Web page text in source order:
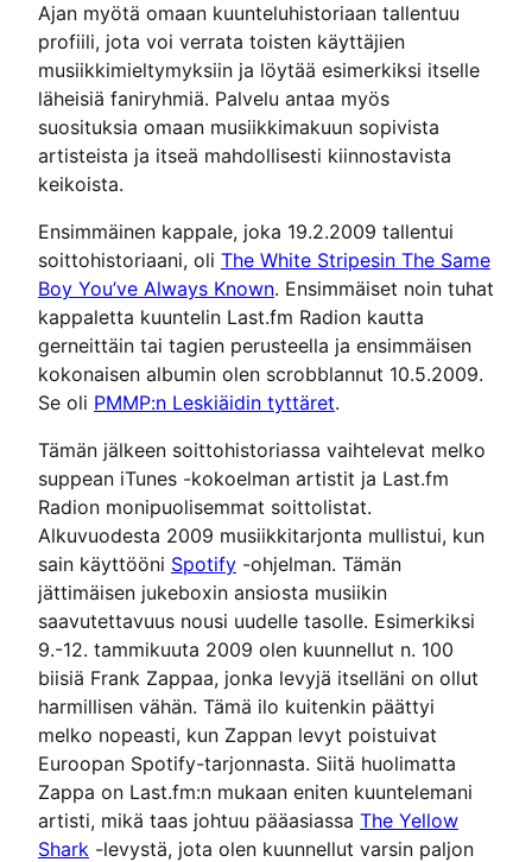
Ajan myötä omaan kuunteluhistoriaan tallentuu
profiili, jota voi verrata toisten käyttäjien
musiikkimieltymyksiin ja löytää esimerkiksi itselle
läheisiä faniryhmiä. Palvelu antaa myös
suosituksia omaan musiikkimakuun sopivista
artisteista ja itseä mahdollisesti kiinnostavista
keikoista.
Ensimmäinen kappale, joka 19.2.2009 tallentui
soittohistoriaani, oli The White Stripesin The Same
Boy You’ve Always Known. Ensimmäiset noin tuhat
kappaletta kuuntelin Last.fm Radion kautta
gerneittäin tai tagien perusteella ja ensimmäisen
kokonaisen albumin olen scrobblannut 10.5.2009.
Se oli PMMP:n Leskiäidin tyttäret.
Tämän jälkeen soittohistoriassa vaihtelevat melko
suppean iTunes -kokoelman artistit ja Last.fm
Radion monipuolisemmat soittolistat.
Alkuvuodesta 2009 musiikkitarjonta mullistui, kun
sain käyttööni Spotify -ohjelman. Tämän
jättimäisen jukeboxin ansiosta musiikin
saavutettavuus nousi uudelle tasolle. Esimerkiksi
9.-12. tammikuuta 2009 olen kuunnellut n. 100
biisiä Frank Zappaa, jonka levyjä itselläni on ollut
harmillisen vähän. Tämä ilo kuitenkin päättyi
melko nopeasti, kun Zappan levyt poistuivat
Euroopan Spotify-tarjonnasta. Siitä huolimatta
Zappa on Last.fm:n mukaan eniten kuuntelemani
artisti, mikä taas johtuu pääasiassa The Yellow
Shark -levystä, jota olen kuunnellut varsin paljon